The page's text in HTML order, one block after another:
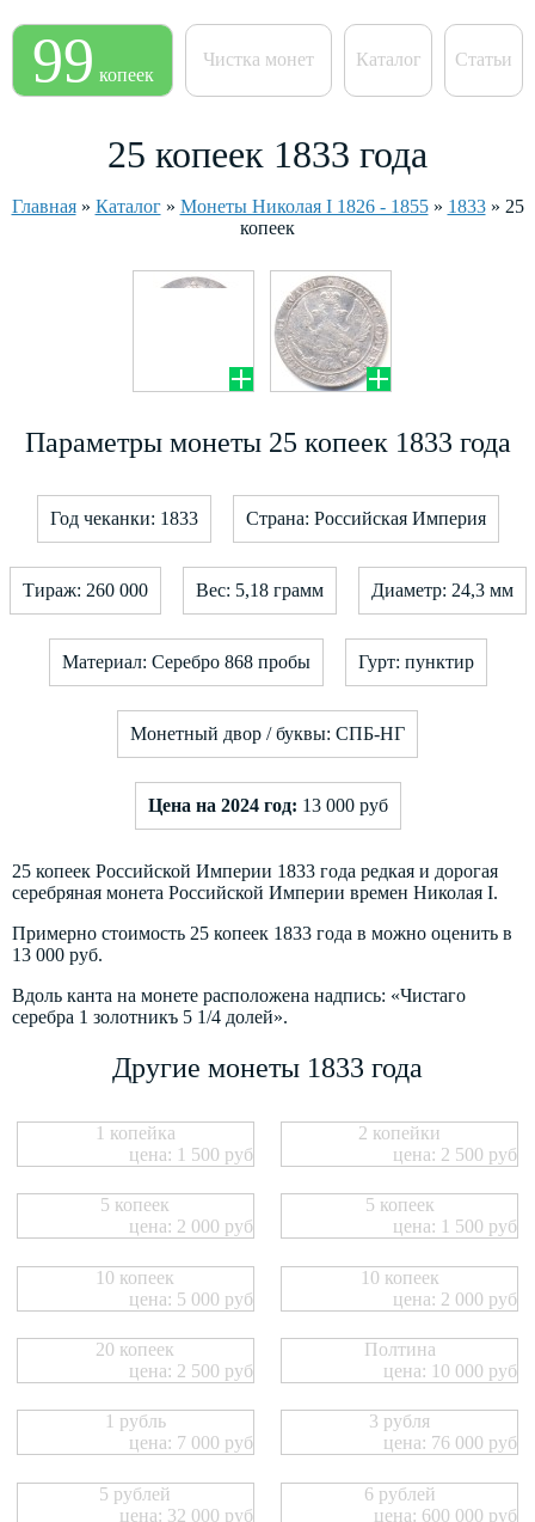
99 копеек
Чистка монет Каталог Статьи
25 копеек 1833 года
Главная» Каталог» Монеты Николая I 1826 - 1855» 1833» 25
копеек
Параметры монеты 25 копеек 1833 года
Год чеканки: 1833 Страна: Российская Империя
Тираж: 260 000 Вес: 5,18 грамм Диаметр: 24,3 мм
Материал: Серебро 868 пробы Гурт: пунктир
Монетный двор / буквы: СПБ-НГ
Цена на 2024 год: 13 000 руб
25 копеек Российской Империи 1833 года редкая и дорогая
серебряная монета Российской Империи времен Николая I.
Примерно стоимость 25 копеек 1833 года в можно оценить в
13 000 руб.
Вдоль канта на монете расположена надпись: «Чистаго
серебра 1 золотникъ 5 1/4 долей».
Другие монеты 1833 года
1 копейка
цена: 1 500 руб
2 копейки
цена: 2 500 руб
5 копеек
цена: 2 000 руб
5 копеек
цена: 1 500 руб
10 копеек
цена: 5 000 руб
10 копеек
цена: 2 000 руб
20 копеек
цена: 2 500 руб
Полтина
цена: 10 000 руб
1 рубль
цена: 7 000 руб
3 рубля
цена: 76 000 руб
5 рублей
цена: 32 000 руб
6 рублей
цена: 600 000 руб